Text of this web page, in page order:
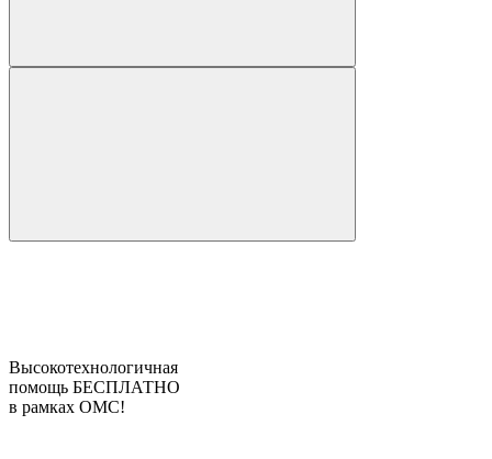
Высокотехнологичная
помощь БЕСПЛАТНО
в рамках ОМС!